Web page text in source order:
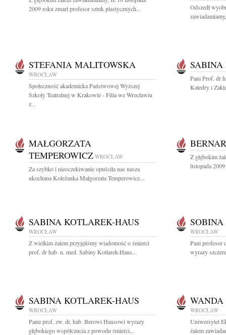
2009 roku zmarł profesor sztuk plastycznych...
Odszedł
STEFANIA MALITOWSKA
WROCŁAW
Społeczność akademicka Państwowej Wyższej
Szkoły Teatralnej w Krakowie - Filia we Wrocławiu
z...
Pani Prof. dr
Katedry i
MAŁGORZATA
TEMPEROWICZ WROCŁAW
Za szybko i nieoczekiwanie opuściła nas nasza
ukochana Koleżanka Małgorzata Temperowicz...
Z głębokim
listopada
SABINA KOTLAREK-HAUS
WROCŁAW
Z wielkim żalem przyjęliśmy wiadomość o śmierci
prof. dr hab. n. med. Sabiny Kotlarek-Haus...
WROCŁAW
Pani profesor
wyrazy
SABINA KOTLAREK-HAUS
WROCŁAW
Panu prof. zw. dr. hab. Berowi Hausowi wyrazy
głębokiego współczucia z powodu śmierci...
WANDA
WROCŁAW
Uniwersytet
żalem